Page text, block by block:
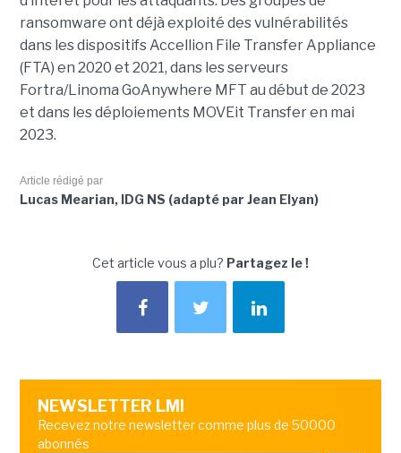
ransomware ont déjà exploité des vulnérabilités
dans les dispositifs Accellion File Transfer Appliance
(FTA) en 2020 et 2021, dans les serveurs
Fortra/Linoma GoAnywhere MFT au début de 2023
et dans les déploiements MOVEit Transfer en mai
2023.
Article rédigé par
Lucas Mearian, IDG NS (adapté par Jean Elyan)
Cet article vous a plu? Partagez le !
NEWSLETTER LMI
Recevez notre newsletter comme plus de 50000
abonnés